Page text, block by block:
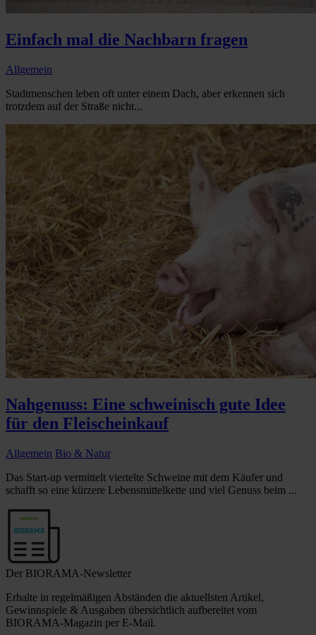
Einfach mal die Nachbarn fragen
Allgemein
Stadtmenschen leben oft unter einem Dach, aber erkennen sich
trotzdem auf der Straße nicht...
Nahgenuss: Eine schweinisch gute Idee
für den Fleischeinkauf
Allgemein Bio & Natur
Das Start-up vermittelt viertelte Schweine mit dem Käufer und
schafft so eine kürzere Lebensmittelkette und viel Genuss beim ...
Der BIORAMA-Newsletter
Erhalte in regelmäßigen Abständen die aktuellsten Artikel,
Gewinnspiele & Ausgaben übersichtlich aufbereitet vom
BIORAMA-Magazin per E-Mail.